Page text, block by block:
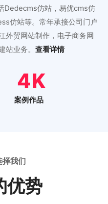
Dedecms仿站，易优cms仿
仿站等。常年承接公司门户
外贸网站制作，电子商务网
站业务。 查看详情
5
案例作品
择我们
优势